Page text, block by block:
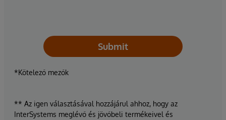
Submit
*Kötelező mezők
** Az igen választásával hozzájárul ahhoz, hogy az
InterSystems meglévő és jövőbeli termékeivel és